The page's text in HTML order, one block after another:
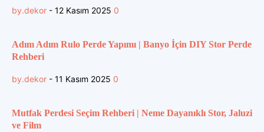
by.dekor - 12 Kasım 2025 0
Adım Adım Rulo Perde Yapımı | Banyo İçin DIY Stor Perde
Rehberi
by.dekor - 11 Kasım 2025 0
Mutfak Perdesi Seçim Rehberi | Neme Dayanıklı Stor, Jaluzi
ve Film